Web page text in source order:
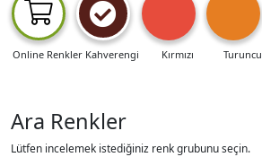
Online Renkler Kahverengi Kırmızı Turuncu
Ara Renkler
Lütfen incelemek istediğiniz renk grubunu seçin.